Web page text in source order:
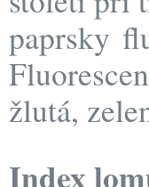
paprsky
žlutá,
Index